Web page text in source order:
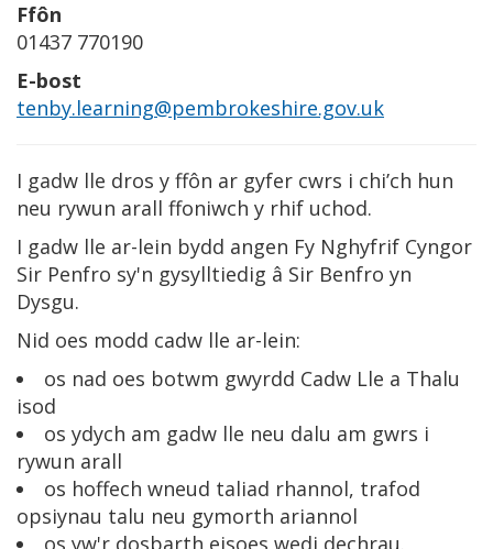
Ffôn
01437 770190
E-bost
tenby.learning@pembrokeshire.gov.uk
I gadw lle dros y ffôn ar gyfer cwrs i chi’ch hun
neu rywun arall ffoniwch y rhif uchod.
I gadw lle ar-lein bydd angen Fy Nghyfrif Cyngor
Sir Penfro sy'n gysylltiedig â Sir Benfro yn
Dysgu.
Nid oes modd cadw lle ar-lein:
os nad oes botwm gwyrdd Cadw Lle a Thalu
isod
os ydych am gadw lle neu dalu am gwrs i
rywun arall
os hoffech wneud taliad rhannol, trafod
opsiynau talu neu gymorth ariannol
os yw'r dosbarth eisoes wedi dechrau.